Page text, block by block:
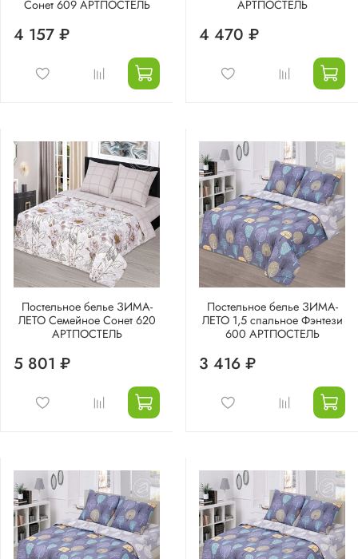
Сонет 609 АРТПОСТЕЛЬ
4 157 ₽
АРТПОСТЕЛЬ
4 470 ₽
Постельное белье ЗИМА-
ЛЕТО Семейное Сонет 620
АРТПОСТЕЛЬ
5 801 ₽
Постельное белье ЗИМА-
ЛЕТО 1,5 спальное Фэнтези
600 АРТПОСТЕЛЬ
3 416 ₽